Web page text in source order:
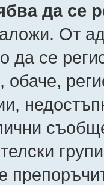
да се
От
да се
обаче,